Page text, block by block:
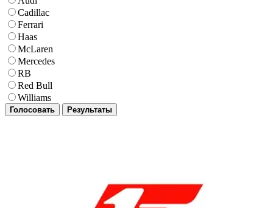
Cadillac
Ferrari
Haas
McLaren
Mercedes
RB
Red Bull
Williams
Голосовать Результаты